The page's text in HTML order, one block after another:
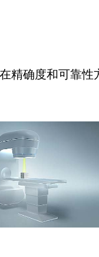
精确度和可靠性